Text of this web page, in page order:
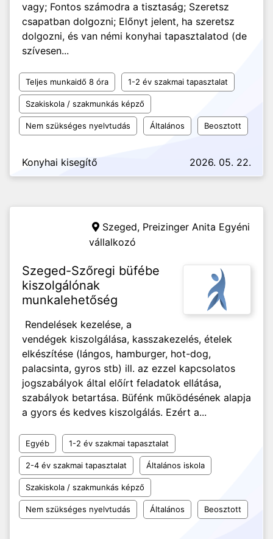
vagy; Fontos számodra a tisztaság; Szeretsz
csapatban dolgozni; Előnyt jelent, ha szeretsz
dolgozni, és van némi konyhai tapasztalatod (de
szívesen...
Teljes munkaidő 8 óra 1-2 év szakmai tapasztalat
Szakiskola / szakmunkás képző
Nem szükséges nyelvtudás Általános Beosztott
Konyhai kisegítő 2026. 05. 22.
Szeged, Preizinger Anita Egyéni
vállalkozó
Szeged-Szőregi büfébe
kiszolgálónak
munkalehetőség
Rendelések kezelése, a
vendégek kiszolgálása, kasszakezelés, ételek
elkészítése (lángos, hamburger, hot-dog,
palacsinta, gyros stb) ill. az ezzel kapcsolatos
jogszabályok által előírt feladatok ellátása,
szabályok betartása. Büfénk működésének alapja
a gyors és kedves kiszolgálás. Ezért a...
Egyéb 1-2 év szakmai tapasztalat
2-4 év szakmai tapasztalat Általános iskola
Szakiskola / szakmunkás képző
Nem szükséges nyelvtudás Általános Beosztott